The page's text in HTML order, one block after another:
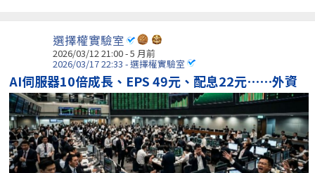
選擇權實驗室
2026/03/12 21:00 - 5 月前
2026/03/17 22:33 - 選擇權實驗室
AI伺服器10倍成長、EPS 49元、配息22元⋯⋯外資